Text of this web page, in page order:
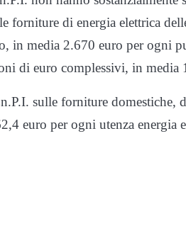
forniture di energia elettrica
in media 2.670 euro per ogni
di euro complessivi, in media
sulle forniture
euro per ogni utenza energia